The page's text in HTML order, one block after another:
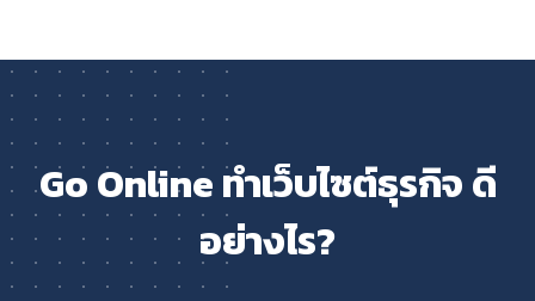
Go Online ทำเว็บไซต์ธุรกิจ ดี
อย่างไร?